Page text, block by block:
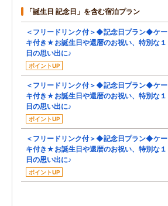
「誕生日 記念日」を含む宿泊プラン
＜フリードリンク付＞◆記念日プラン◆ケー
キ付き★お誕生日や還暦のお祝い、特別な１
日の思い出に♪
ポイントUP
＜フリードリンク付＞◆記念日プラン◆ケー
キ付き★お誕生日や還暦のお祝い、特別な１
日の思い出に♪
ポイントUP
＜フリードリンク付＞◆記念日プラン◆ケー
キ付き★お誕生日や還暦のお祝い、特別な１
日の思い出に♪
ポイントUP